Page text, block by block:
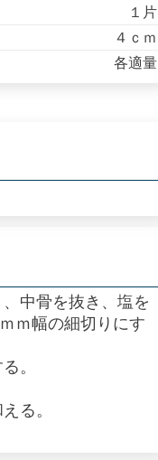
１片
４ｃｍ
各適量
中骨を抜き、塩を
ｍ幅の細切りにす
。
る。